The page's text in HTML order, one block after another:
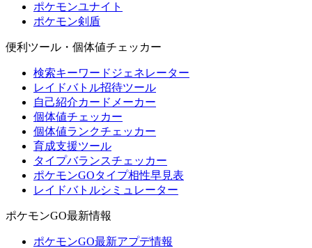
ポケモンユナイト
ポケモン剣盾
便利ツール・個体値チェッカー
検索キーワードジェネレーター
レイドバトル招待ツール
自己紹介カードメーカー
個体値チェッカー
個体値ランクチェッカー
育成支援ツール
タイプバランスチェッカー
ポケモンGOタイプ相性早見表
レイドバトルシミュレーター
ポケモンGO最新情報
ポケモンGO最新アプデ情報